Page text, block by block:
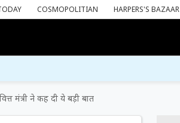
COSMOPOLITIAN HARPERS'S BAZAAR
मंत्री ने कह दी ये बड़ी बात